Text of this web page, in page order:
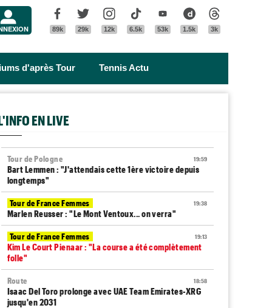
Facebook
89k
Twitter
29k
Instagram
12k
Tik Tok
6.5k
Youtube
53k
Dailymotion
1.5k 3k
d'après Tour Tennis Actu
EN LIVE
19:59
Tour de Pologne
Bart Lemmen : "J'attendais cette 1ère victoire depuis
longtemps"
19:38
Tour de France Femmes
Marlen Reusser : "Le Mont Ventoux... on verra"
19:13
Tour de France Femmes
Kim Le Court Pienaar : "La course a été complètement
folle"
18:58
Route
Isaac Del Toro prolonge avec UAE Team Emirates-XRG
jusqu'en 2031